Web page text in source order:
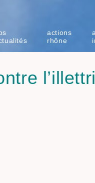
actions
rhône
lutte